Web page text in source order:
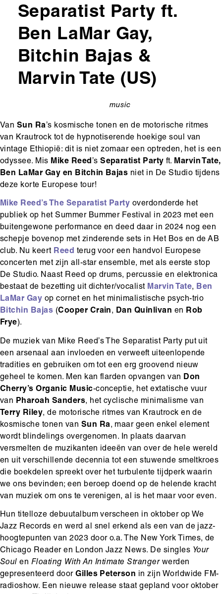
Separatist Party ft.
Ben LaMar Gay,
Bitchin Bajas &
Marvin Tate (US)
music
Van Sun Ra’s kosmische tonen en de motorische ritmes
van Krautrock tot de hypnotiserende hoekige soul van
vintage Ethiopië: dit is niet zomaar een optreden, het is een
odyssee. Mis Mike Reed’sSeparatist Party ft. Marvin Tate,
Ben LaMar Gay en Bitchin Bajas niet in De Studio tijdens
deze korte Europese tour!
Mike Reed’s The Separatist Party overdonderde het
publiek op het Summer Bummer Festival in 2023 met een
buitengewone performance en deed daar in 2024 nog een
schepje bovenop met zinderende sets in Het Bos en de AB
club. Nu keert Reed terug voor een handvol Europese
concerten met zijn all-star ensemble, met als eerste stop
De Studio. Naast Reed op drums, percussie en elektronica
bestaat de bezetting uit dichter/vocalist Marvin Tate, Ben
LaMar Gay op cornet en het minimalistische psych-trio
Bitchin Bajas (Cooper Crain, Dan Quinlivan en Rob
Frye).
De muziek van Mike Reed’s The Separatist Party put uit
een arsenaal aan invloeden en verweeft uiteenlopende
tradities en gebruiken om tot een erg groovend nieuw
geheel te komen. Men kan flarden opvangen van Don
Cherry’s Organic Music-conceptie, het extatische vuur
van Pharoah Sanders, het cyclische minimalisme van
Terry Riley, de motorische ritmes van Krautrock en de
kosmische tonen van Sun Ra, maar geen enkel element
wordt blindelings overgenomen. In plaats daarvan
versmelten de muzikanten ideeën van over de hele wereld
en uit verschillende decennia tot een stuwende smeltkroes
die boekdelen spreekt over het turbulente tijdperk waarin
we ons bevinden; een beroep doend op de helende kracht
van muziek om ons te verenigen, al is het maar voor even.
Hun titelloze debuutalbum verscheen in oktober op We
Jazz Records en werd al snel erkend als een van de jazz-
hoogtepunten van 2023 door o.a. The New York Times, de
Chicago Reader en London Jazz News. De singles Your
Soulen Floating With An Intimate Stranger werden
gepresenteerd doorGilles Peterson in zijn Worldwide FM-
radioshow. Een nieuwe release staat gepland voor oktober